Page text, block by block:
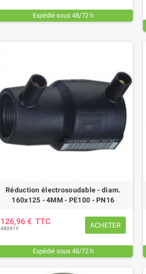
Expédié sous 48/72 h
Réduction électrosoudable - diam.
160x125 - 4MM - PE100 - PN16
126,96 € TTC
48091Y ACHETER
Expédié sous 48/72 h